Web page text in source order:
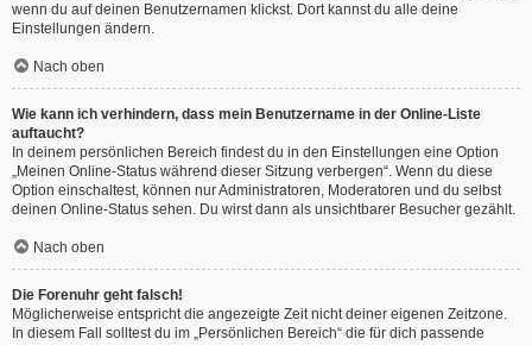
wenn du auf deinen Benutzernamen klickst. Dort kannst du alle deine
Einstellungen ändern.
Nach oben
Wie kann ich verhindern, dass mein Benutzername in der Online-Liste
auftaucht?
In deinem persönlichen Bereich findest du in den Einstellungen eine Option
„Meinen Online-Status während dieser Sitzung verbergen“. Wenn du diese
Option einschaltest, können nur Administratoren, Moderatoren und du selbst
deinen Online-Status sehen. Du wirst dann als unsichtbarer Besucher gezählt.
Nach oben
Die Forenuhr geht falsch!
Möglicherweise entspricht die angezeigte Zeit nicht deiner eigenen Zeitzone.
In diesem Fall solltest du im „Persönlichen Bereich“ die für dich passende